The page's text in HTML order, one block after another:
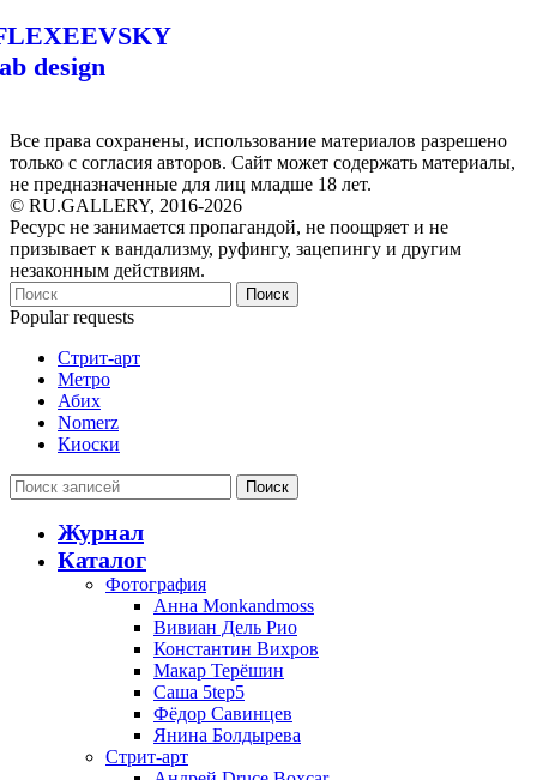
design
Все права сохранены, использование материалов разрешено
только с согласия авторов. Сайт может содержать материалы,
не предназначенные для лиц младше 18 лет.
© RU.GALLERY, 2016-2026
Ресурс не занимается пропагандой, не поощряет и не
призывает к вандализму, руфингу, зацепингу и другим
незаконным действиям.
Поиск
Popular requests
Стрит-арт
Метро
Абих
Nomerz
Киоски
Поиск
Журнал
Каталог
Фотография
Анна Monkandmoss
Вивиан Дель Рио
Константин Вихров
Макар Терёшин
Саша 5tep5
Фёдор Савинцев
Янина Болдырева
Стрит-арт